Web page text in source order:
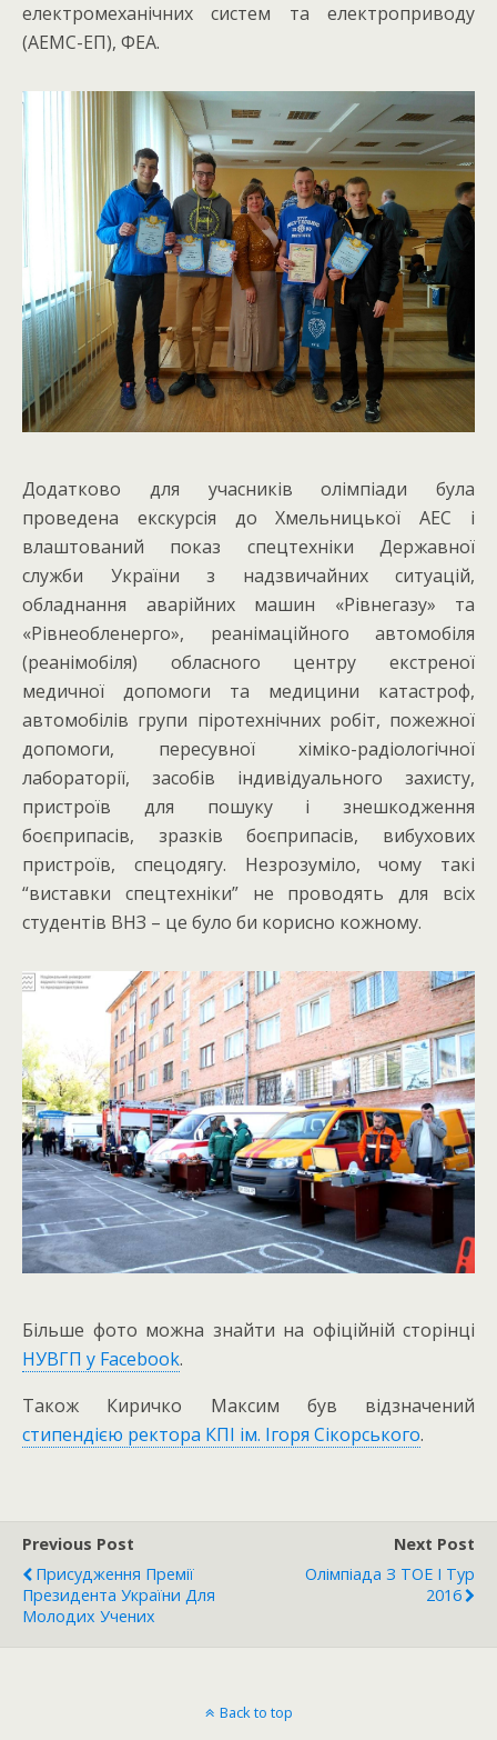
електромеханічних систем та електроприводу
(АЕМС-ЕП), ФЕА.
Додатково для учасників олімпіади була
проведена екскурсія до Хмельницької АЕС і
влаштований показ спецтехніки Державної
служби України з надзвичайних ситуацій,
обладнання аварійних машин «Рівнегазу» та
«Рівнеобленерго», реанімаційного автомобіля
(реанімобіля) обласного центру екстреної
медичної допомоги та медицини катастроф,
автомобілів групи піротехнічних робіт, пожежної
допомоги, пересувної хіміко-радіологічної
лабораторії, засобів індивідуального захисту,
пристроїв для пошуку і знешкодження
боєприпасів, зразків боєприпасів, вибухових
пристроїв, спецодягу. Незрозуміло, чому такі
“виставки спецтехніки” не проводять для всіх
студентів ВНЗ – це було би корисно кожному.
Більше фото можна знайти на офіційній сторінці
НУВГП у Facebook.
Також Киричко Максим був відзначений
стипендією ректора КПІ ім. Ігоря Сікорського.
Previous Post
Присудження Премії
Президента України Для
Молодих Учених
Next Post
Олімпіада З ТОЕ I Тур
2016
Back to top